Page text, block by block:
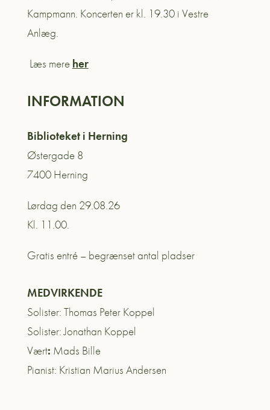
Kampmann. Koncerten er kl. 19.30 i Vestre
Anlæg.
Læs mere her
INFORMATION
Biblioteket i Herning
Østergade 8
7400 Herning
Lørdag den 29.08.26
Kl. 11.00.
Gratis entré – begrænset antal pladser
MEDVIRKENDE
Solister: Thomas Peter Koppel
Solister: Jonathan Koppel
Vært: Mads Bille
Pianist: Kristian Marius Andersen